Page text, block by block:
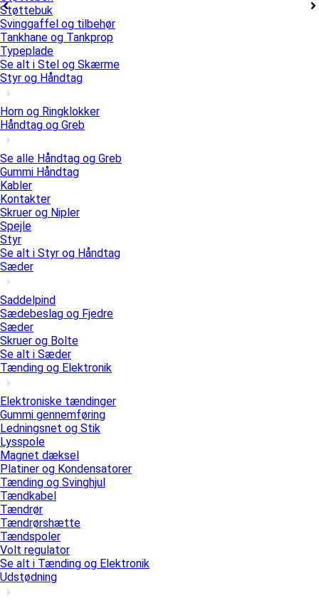
Støttebuk
Svinggaffel og tilbehør
Tankhane og Tankprop
Typeplade
Se alt i Stel og Skærme
Styr og Håndtag
Horn og Ringklokker
Håndtag og Greb
Se alle Håndtag og Greb
Gummi Håndtag
Kabler
Kontakter
Skruer og Nipler
Spejle
Styr
Se alt i Styr og Håndtag
Sæder
Saddelpind
Sædebeslag og Fjedre
Sæder
Skruer og Bolte
Se alt i Sæder
Tænding og Elektronik
Elektroniske tændinger
Gummi gennemføring
Ledningsnet og Stik
Lysspole
Magnet dæksel
Platiner og Kondensatorer
Tænding og Svinghjul
Tændkabel
Tændrør
Tændrørshætte
Tændspoler
Volt regulator
Se alt i Tænding og Elektronik
Udstødning